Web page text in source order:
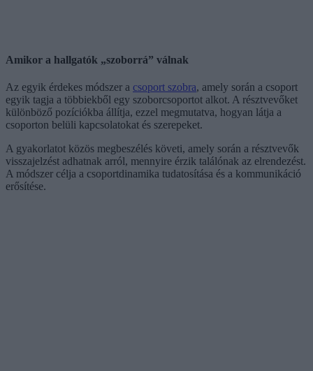
Amikor a hallgatók „szoborrá” válnak
Az egyik érdekes módszer a csoport szobra, amely során a csoport
egyik tagja a többiekből egy szoborcsoportot alkot. A résztvevőket
különböző pozíciókba állítja, ezzel megmutatva, hogyan látja a
csoporton belüli kapcsolatokat és szerepeket.
A gyakorlatot közös megbeszélés követi, amely során a résztvevők
visszajelzést adhatnak arról, mennyire érzik találónak az elrendezést.
A módszer célja a csoportdinamika tudatosítása és a kommunikáció
erősítése.